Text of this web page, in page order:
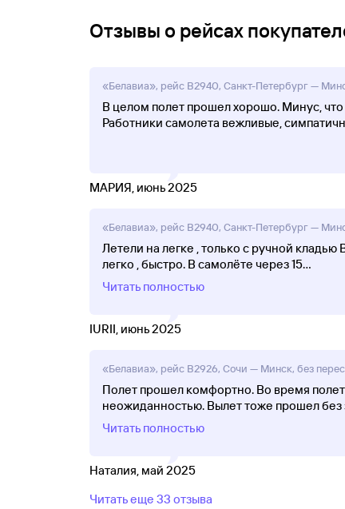
Отзывы о рейсах
«Белавиа», рейс B2940, Санкт-Петербург —
В целом полет прошел хорошо. Минус,
Работники самолета вежливые,
МАРИЯ, июнь 2025
«Белавиа», рейс B2940, Санкт-Петербург —
Летели на легке , только с ручной
легко , быстро. В самолёте через 15...
Читать полностью
IURII, июнь 2025
«Белавиа», рейс B2926, Сочи — Минск, без
Полет прошел комфортно. Во время
неожиданностью. Вылет тоже прошел без
Читать полностью
Наталия, май 2025
Читать еще 33 отзыва